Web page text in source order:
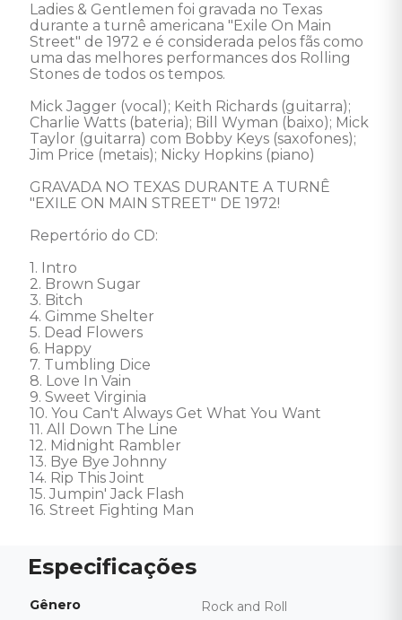
Ladies & Gentlemen foi gravada no Texas
durante a turnê americana "Exile On Main
Street" de 1972 e é considerada pelos fãs como
uma das melhores performances dos Rolling
Stones de todos os tempos.
Mick Jagger (vocal); Keith Richards (guitarra);
Charlie Watts (bateria); Bill Wyman (baixo); Mick
Taylor (guitarra) com Bobby Keys (saxofones);
Jim Price (metais); Nicky Hopkins (piano)
GRAVADA NO TEXAS DURANTE A TURNÊ
"EXILE ON MAIN STREET" DE 1972!
Repertório do CD:
1. Intro
2. Brown Sugar
3. Bitch
4. Gimme Shelter
5. Dead Flowers
6. Happy
7. Tumbling Dice
8. Love In Vain
9. Sweet Virginia
10. You Can't Always Get What You Want
11. All Down The Line
12. Midnight Rambler
13. Bye Bye Johnny
14. Rip This Joint
15. Jumpin' Jack Flash
16. Street Fighting Man
Gênero Rock and Roll